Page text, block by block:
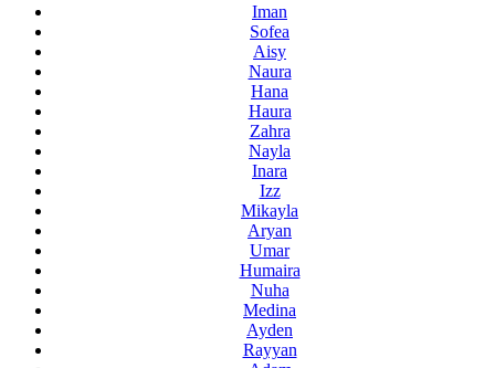
Iman
Sofea
Aisy
Naura
Hana
Haura
Zahra
Nayla
Inara
Izz
Mikayla
Aryan
Umar
Humaira
Nuha
Medina
Ayden
Rayyan